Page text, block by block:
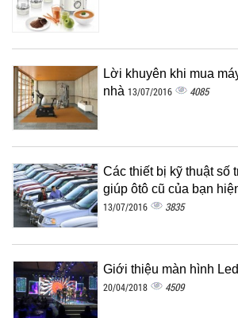
Lời khuyên khi mua
nhà 13/07/2016 4085
Các thiết bị kỹ thuật số
giúp ôtô cũ của bạn
13/07/2016 3835
Giới thiệu màn hình
20/04/2018 4509